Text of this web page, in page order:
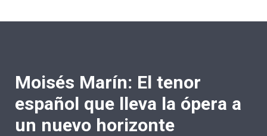
Moisés Marín: El tenor
español que lleva la ópera a
un nuevo horizonte